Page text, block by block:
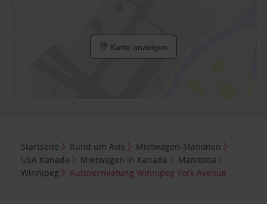
Karte anzeigen
Startseite Rund um Avis
Mietwagen-Stationen
USA Kanada
Mietwagen in Kanada
Manitoba
Winnipeg
Autovermietung Winnipeg York Avenue